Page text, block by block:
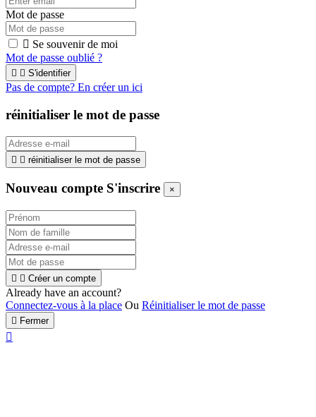
Mot de passe
 Se souvenir de moi
Mot de passe oublié ?
  S'identifier
Pas de compte? En créer un ici
réinitialiser le mot de passe
  réinitialiser le mot de passe
Nouveau compte S'inscrire ×
  Créer un compte
Already have an account?
Connectez-vous à la place Ou Réinitialiser le mot de passe
 Fermer
